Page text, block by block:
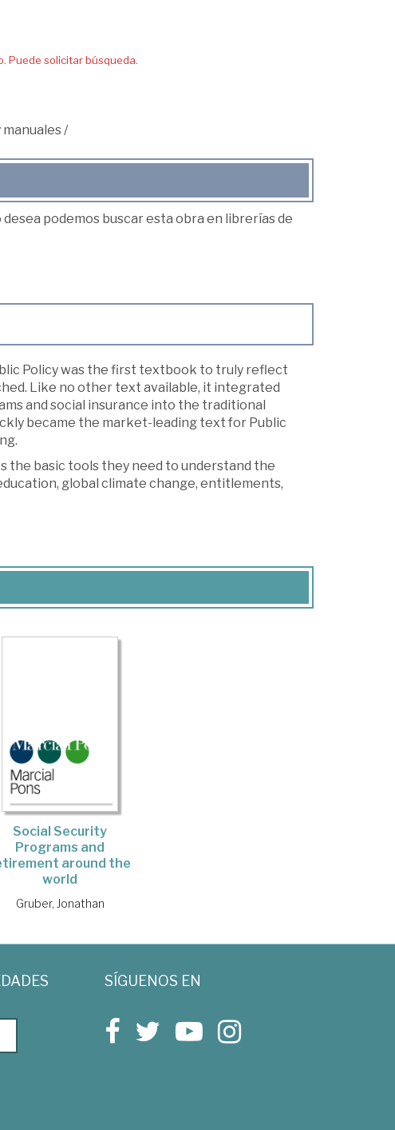
Puede solicitar búsqueda.
manuales/
podemos buscar esta obra en librerías de
Policy was the first textbook to truly reflect
Like no other text available, it integrated
and social insurance into the traditional
became the market-leading text for Public
the basic tools they need to understand the
global climate change, entitlements,
Social Security
Programs and
around the
world
Gruber, Jonathan
SÍGUENOS EN